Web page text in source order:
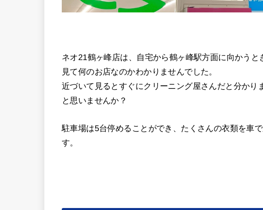
ネオ21鶴ヶ峰店は、自宅から鶴ヶ峰駅方面に向かう
見て何のお店なのかわかりませんでした。
近づいて見るとすぐにクリーニング屋さんだと分か
と思いませんか？
駐車場は5台停めることができ、たくさんの衣類を車
す。